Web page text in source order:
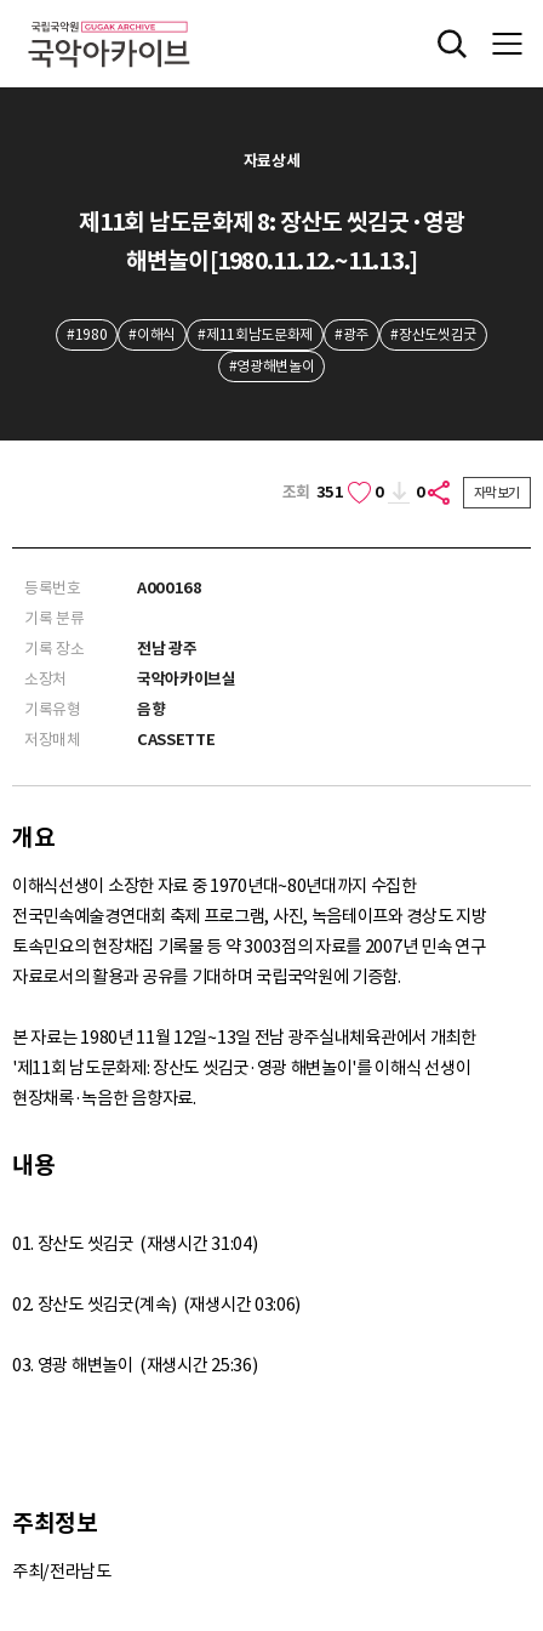
자료상세
제11회 남도문화제 8: 장산도 씻김굿·영광
해변놀이[1980.11.12.~11.13.]
#1980 #이해식 #제11회남도문화제 #광주
#장산도씻김굿
#영광해변놀이
조회 351 0 0 자막보기
등록번호
A000168
기록 분류
기록 장소
전남 광주
소장처
국악아카이브실
기록유형
음향
저장매체
CASSETTE
개요
이해식선생이 소장한 자료 중 1970년대~80년대까지 수집한
전국민속예술경연대회 축제 프로그램, 사진, 녹음테이프와 경상도 지방
토속민요의 현장채집 기록물 등 약 3003점의 자료를 2007년 민속 연구
자료로서의 활용과 공유를 기대하며 국립국악원에 기증함.
본 자료는 1980년 11월 12일~13일 전남 광주실내체육관에서 개최한
'제11회 남도문화제: 장산도 씻김굿·영광 해변놀이'를 이해식 선생이
현장채록·녹음한 음향자료.
내용
01. 장산도 씻김굿 (재생시간 31:04)
02. 장산도 씻김굿(계속) (재생시간 03:06)
주최정보
주최/전라남도